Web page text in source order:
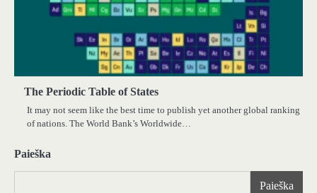
The Periodic Table of States
It may not seem like the best time to publish yet another global ranking
of nations. The World Bank’s Worldwide…
Paieška
Paieška